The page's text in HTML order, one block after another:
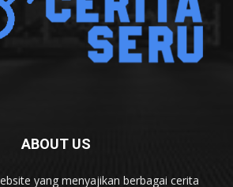
ABOUT US
yang menyajikan berbagai cerita